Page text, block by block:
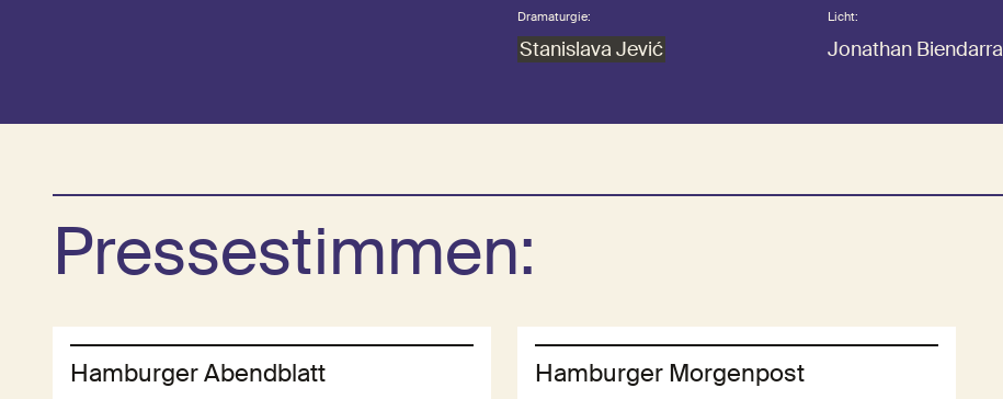
Dramaturgie:
Stanislava Jević
Licht:
Jonathan Biendarra
Pressestimmen:
Hamburger Abendblatt Hamburger Morgenpost